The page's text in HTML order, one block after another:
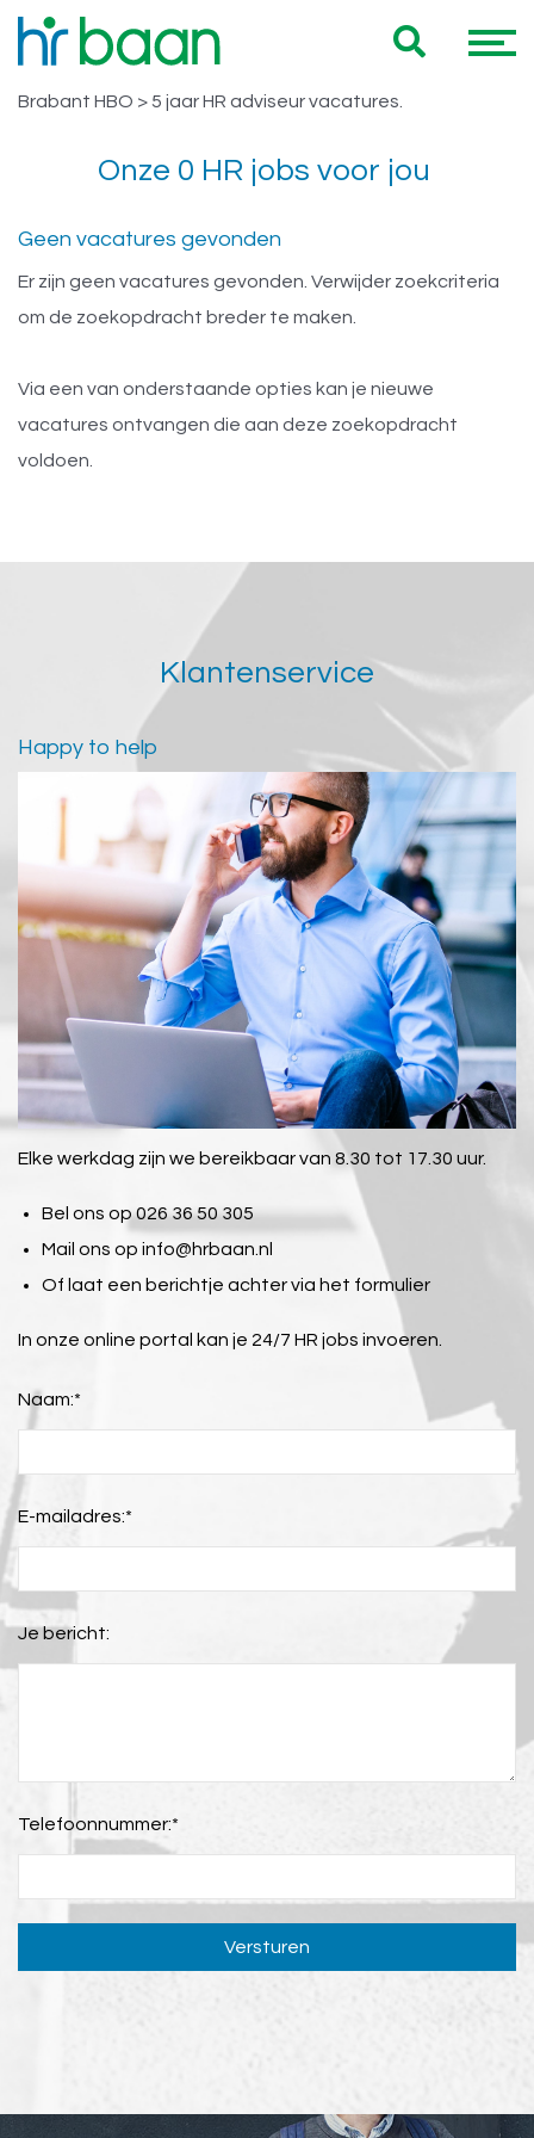
Vacatures Noord Brabant HBO > 5
jaar HR adviseur
Hieronder vind je een overzicht van al onze Noord
Brabant HBO > 5 jaar HR adviseur vacatures.
Onze 0 HR jobs voor jou
Geen vacatures gevonden
Er zijn geen vacatures gevonden. Verwijder zoekcriteria
om de zoekopdracht breder te maken.
Via een van onderstaande opties kan je nieuwe
vacatures ontvangen die aan deze zoekopdracht
voldoen.
Klantenservice
Happy to help
Elke werkdag zijn we bereikbaar van 8.30 tot 17.30 uur.
Bel ons op 026 36 50 305
Mail ons op info@hrbaan.nl
Of laat een berichtje achter via het formulier
In onze online portal kan je 24/7 HR jobs invoeren.
Naam:*
E-mailadres:*
Je bericht:
Telefoonnummer:*
Versturen